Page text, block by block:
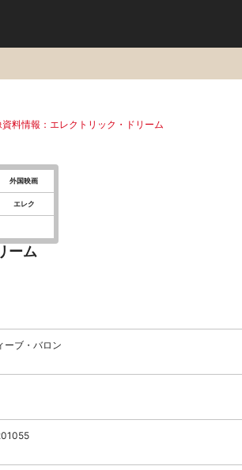
資料情報：エレクトリック・ドリーム
外国映画
エレク
ーム
ーブ・バロン